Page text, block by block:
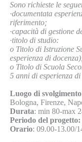
Sono richieste le
·documentata
riferimento;
·capacità di gestione
·titolo di studio:
o Titolo di Istruzione
esperienza di
o Titolo di Scuola
5 anni di esperienza di
Luogo di
Bologna, Firenze,
Durata: min 80-max
Periodo del progetto:
Orario: 09.00-13.00/